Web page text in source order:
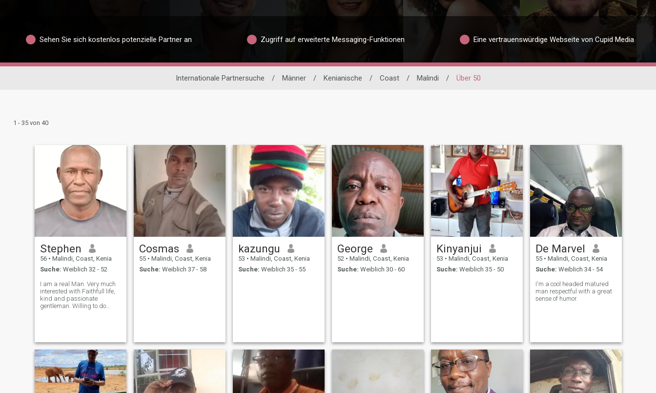
Sehen Sie sich kostenlos potenzielle Partner an Zugriff auf erweiterte Messaging-Funktionen Eine vertrauenswürdige Webseite von Cupid Media
Internationale Partnersuche / Männer / Kenianische / Coast / Malindi / Über 50
1 - 35 von 40
Stephen
56 • Malindi, Coast, Kenia
Suche: Weiblich 32 - 52
I am a real Man. Very much
interested with Faithfull life,
kind and passionate
gentleman. Willing to do
Very loving gentleman to my
wife. I am
Cosmas
55 • Malindi, Coast, Kenia
Suche: Weiblich 37 - 58
kazungu
53 • Malindi, Coast, Kenia
Suche: Weiblich 35 - 55
George
52 • Malindi, Coast, Kenia
Suche: Weiblich 30 - 60
Kinyanjui
53 • Malindi, Coast, Kenia
Suche: Weiblich 35 - 50
De Marvel
55 • Malindi, Coast, Kenia
Suche: Weiblich 34 - 54
I'm a cool headed matured
man respectful with a great
sense of humor.